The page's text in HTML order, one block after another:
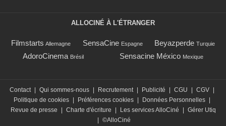
ALLOCINÉ À L'ÉTRANGER
Filmstarts Allemagne SensaCine Espagne Beyazperde Turquie
AdoroCinema Brésil Sensacine México Mexique
Contact | Qui sommes-nous | Recrutement | Publicité | CGU | CGV |
Politique de cookies | Préférences cookies | Données Personnelles |
Revue de presse
| Charte d'écriture | Les services AlloCiné | Gérer Utiq
| ©AlloCiné